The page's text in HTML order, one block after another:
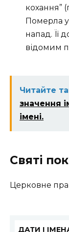
кохання”
Померла у
напад. Її
відомим
Читайте
значення
імені.
Святі
Церковне
ДАТИ І